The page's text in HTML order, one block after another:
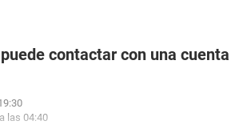
contactar con una cuenta
las 04:40